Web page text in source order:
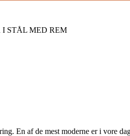
STÅL MED REM
En af de mest moderne er i vore